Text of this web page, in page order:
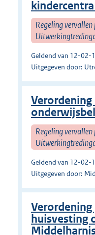
Regeling
Geldend van 12-
Uitgegeven door:
Regeling
Geldend van 12-
Uitgegeven door:
huisvesting